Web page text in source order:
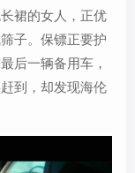
裙的女人，正优
子。保镖正要护
后一辆备用车，
到，却发现海伦